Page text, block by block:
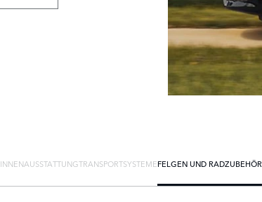
INNENAUSSTATTUNGTRANSPORTSYSTEMEFELGEN UND RADZUBEHÖR